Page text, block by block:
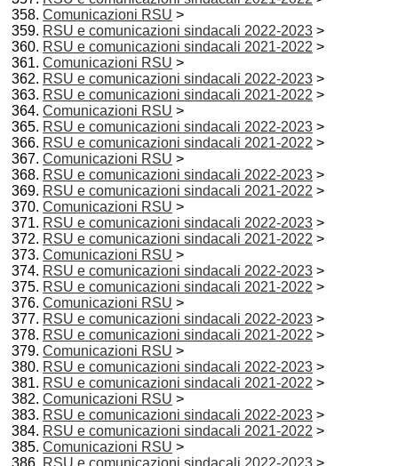
Comunicazioni RSU >
RSU e comunicazioni sindacali 2022-2023 >
RSU e comunicazioni sindacali 2021-2022 >
Comunicazioni RSU >
RSU e comunicazioni sindacali 2022-2023 >
RSU e comunicazioni sindacali 2021-2022 >
Comunicazioni RSU >
RSU e comunicazioni sindacali 2022-2023 >
RSU e comunicazioni sindacali 2021-2022 >
Comunicazioni RSU >
RSU e comunicazioni sindacali 2022-2023 >
RSU e comunicazioni sindacali 2021-2022 >
Comunicazioni RSU >
RSU e comunicazioni sindacali 2022-2023 >
RSU e comunicazioni sindacali 2021-2022 >
Comunicazioni RSU >
RSU e comunicazioni sindacali 2022-2023 >
RSU e comunicazioni sindacali 2021-2022 >
Comunicazioni RSU >
RSU e comunicazioni sindacali 2022-2023 >
RSU e comunicazioni sindacali 2021-2022 >
Comunicazioni RSU >
RSU e comunicazioni sindacali 2022-2023 >
RSU e comunicazioni sindacali 2021-2022 >
Comunicazioni RSU >
RSU e comunicazioni sindacali 2022-2023 >
RSU e comunicazioni sindacali 2021-2022 >
Comunicazioni RSU >